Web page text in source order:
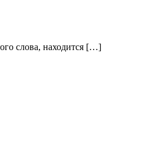
слова, находится […]